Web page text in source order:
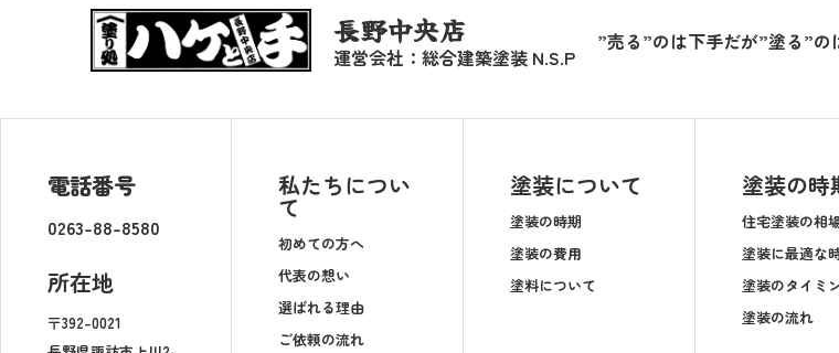
長野中央店
運営会社：総合建築塗装 N.S.P
”売る”のは下手だが”塗る”の
電話番号
0263-88-8580
所在地
〒392-0021
私たちについ
て
初めての方へ
代表の想い
選ばれる理由
ご依頼の流れ
塗装について
塗装の時期
塗装の費用
塗料について
塗装の時
住宅塗装の相
塗装に最適な
塗装のタイミ
塗装の流れ